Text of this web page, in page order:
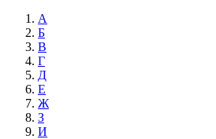
А
Б
В
Г
Д
Е
Ж
З
И